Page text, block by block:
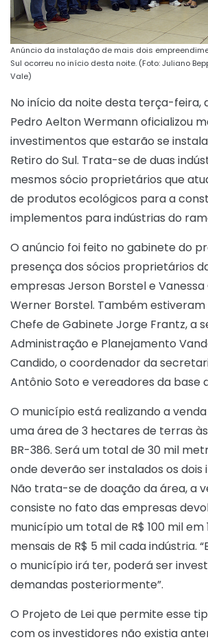
Anúncio da instalação de mais dois
Sul ocorreu no início desta noite. (Foto: Juliano
Vale)
No início da noite desta terça-feira,
Pedro Aelton Wermann oficializou
investimentos que estarão se
Retiro do Sul. Trata-se de duas
mesmos sócio proprietários que
de produtos ecológicos para a
implementos para indústrias do
O anúncio foi feito no gabinete do
presença dos sócios proprietários
empresas Jerson Borstel e
Werner Borstel. Também estiveram
Chefe de Gabinete Jorge Frantz, a
Administração e Planejamento
Candido, o coordenador da
Antônio Soto e vereadores da base
O município está realizando a
uma área de 3 hectares de terras
BR-386. Será um total de 30 mil
onde deverão ser instalados os dois
Não trata-se de doação da área, a
consiste no fato das empresas
município um total de R$ 100 mil em
mensais de R$ 5 mil cada indústria.
o município irá ter, poderá ser
demandas posteriormente”.
O Projeto de Lei que permite esse
com os investidores não existia